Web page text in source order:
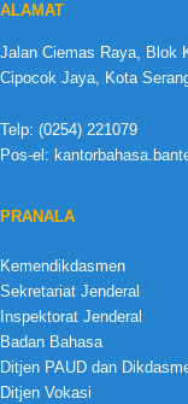
ALAMAT
Jalan Ciemas Raya, Blok
Cipocok Jaya, Kota
Telp: (0254) 221079
Pos-el:
PRANALA
Kemendikdasmen
Sekretariat Jenderal
Inspektorat Jenderal
Badan Bahasa
Ditjen PAUD dan
Ditjen Vokasi